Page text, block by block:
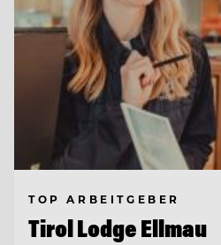
TOP ARBEITGEBER
Tirol Lodge Ellmau